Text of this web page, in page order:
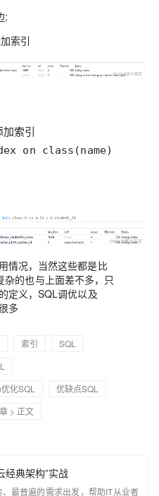
;
索引
on class(name)
情况，当然这些都是比
的也与上面差不多，只
定义，SQL调优以及
多
索引
SQL
化SQL
优缺点SQL
> 正文
经典架构”实战
最普遍的需求出发，帮助IT从业者